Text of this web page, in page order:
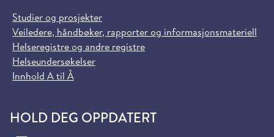
Studier og prosjekter
Veiledere, håndbøker, rapporter og informasjonsmateriell
Helseregistre og andre registre
Helseundersøkelser
Innhold A til Å
HOLD DEG OPPDATERT